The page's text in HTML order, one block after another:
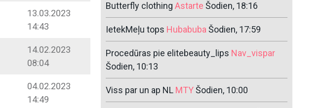
13.03.2023
14:43
14.02.2023
08:04
04.02.2023
14:49
Butterfly clothing Astarte Šodien, 18:16
IetekMeļu tops HubabubaŠodien, 17:59
Procedūras pie elitebeauty_lips Nav_vispar
Šodien, 10:13
Viss par un ap NL MTYŠodien, 10:00